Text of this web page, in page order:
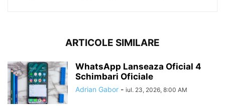
ARTICOLE SIMILARE
WhatsApp Lanseaza Oficial 4
Schimbari Oficiale
Adrian Gabor - iul. 23, 2026, 8:00 AM